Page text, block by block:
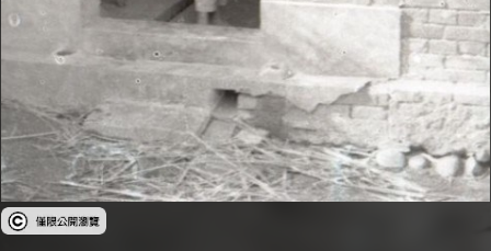
受著作權法保護-僅限於本平台有限度公開瀏覽